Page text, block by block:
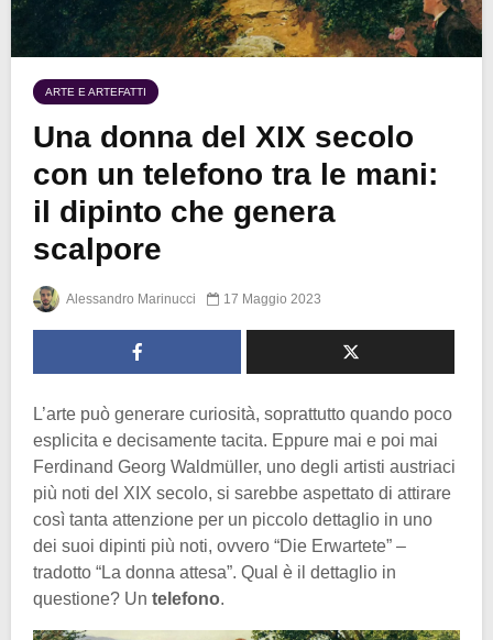
ARTE E ARTEFATTI
Una donna del XIX secolo
con un telefono tra le mani:
il dipinto che genera
scalpore
Alessandro Marinucci 17 Maggio 2023
L’arte può generare curiosità, soprattutto quando poco
esplicita e decisamente tacita. Eppure mai e poi mai
Ferdinand Georg Waldmüller, uno degli artisti austriaci
più noti del XIX secolo, si sarebbe aspettato di attirare
così tanta attenzione per un piccolo dettaglio in uno
dei suoi dipinti più noti, ovvero “Die Erwartete” –
tradotto “La donna attesa”. Qual è il dettaglio in
questione? Un telefono.